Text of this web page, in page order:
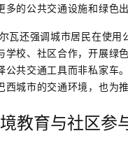
的公共交通设施和绿色出
瓦还强调城市居民在使用
学校、社区合作，开展绿
公共交通工具而非私家车
西城市的交通环境，也为
教育与社区参